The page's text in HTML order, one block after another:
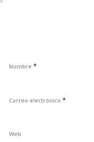
Nombre *
Correo electrónico *
Web